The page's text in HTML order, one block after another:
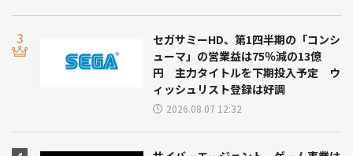
セガサミーHD、第1四半期の「コンシ
ューマ」の営業益は75％減の13億
円 主力タイトルを下期投入予定 ウ
ィッシュリスト登録は好調
2026.08.07 12:32